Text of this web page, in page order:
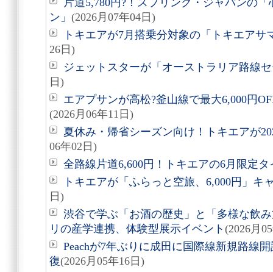
片道5,780円?！スプリング・ジャパンの
ン」 (2026月07年04日)
トキエアが7月搭乗分対象の「トキエアサ
26日)
ジェットスターが「オーストラリア路線
日)
エアプサンが高松?釜山線で最大6,000円
(2026月06年11日)
夏休み・帰省シーズン向け！トキエアが
06年02日)
全路線片道6,600円！トキエアの6月限定
トキエアが「ふらっと空旅、6,000円」キ
日)
渋谷で学ぶ「お酒の歴史」と「多様な飲
リの産学連携、体験型展示イベント (2026月
Peachが7年ぶりに成田に国際線新規路線
復(2026月05年16日)